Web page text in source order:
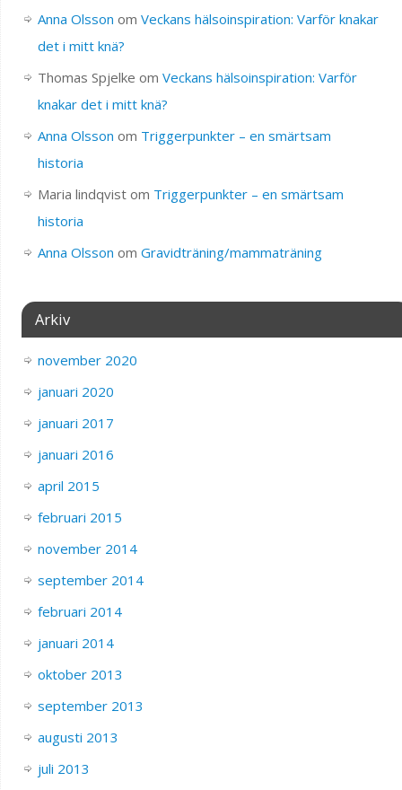
Anna Olsson om Veckans hälsoinspiration: Varför knakar
det i mitt knä?
Thomas Spjelke om Veckans hälsoinspiration: Varför
knakar det i mitt knä?
Anna Olsson om Triggerpunkter – en smärtsam
historia
Maria lindqvistom Triggerpunkter – en smärtsam
historia
Anna Olsson om Gravidträning/mammaträning
Arkiv
november 2020
januari 2020
januari 2017
januari 2016
april 2015
februari 2015
november 2014
september 2014
februari 2014
januari 2014
oktober 2013
september 2013
augusti 2013
juli 2013